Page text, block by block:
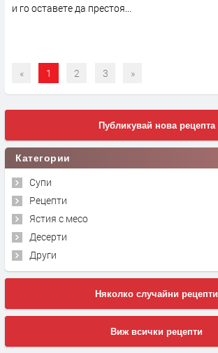
и го оставете да престоя...
« 1 2 3 »
Публикувай нова рецепта
Категории
Супи
Рецепти
Ястия с месо
Десерти
Други
Няколко случайни рецепти
Виж всички рецепти